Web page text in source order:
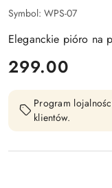
Symbol: WPS-07
Eleganckie pióro na
cena:
299.00
Program
klientów.